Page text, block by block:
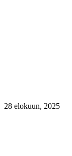
28 elokuun, 2025